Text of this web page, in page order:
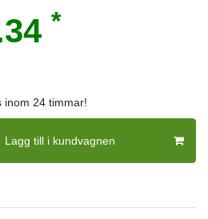
*
inom 24 timmar!
Lagg till i kundvagnen